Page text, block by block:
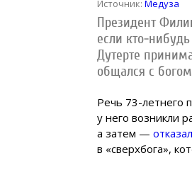
Источник: Медуза
Президент
если кто-
Дутерте
общался с
Речь 73-летнего
у него возникли
а затем —
в «сверхбога»,